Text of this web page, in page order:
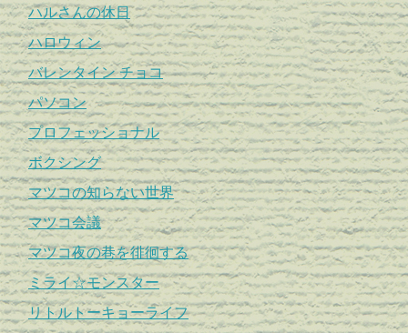
ハルさんの休日
ハロウィン
バレンタイン チョコ
パソコン
プロフェッショナル
ボクシング
マツコの知らない世界
マツコ会議
マツコ夜の巷を徘徊する
ミライ☆モンスター
リトルトーキョーライフ